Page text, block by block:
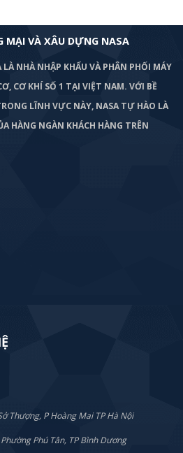
VÀ XÂU DỰNG NASA
NHÀ NHẬP KHẨU VÀ PHÂN PHỐI MÁY
CƠ KHÍ SỐ 1 TẠI VIỆT NAM. VỚI BỀ
LĨNH VỰC NÀY, NASA TỰ HÀO LÀ
HÀNG NGÀN KHÁCH HÀNG TRÊN
Thượng, P Hoàng Mai TP Hà Nội
Phú Tân, TP Bình Dương